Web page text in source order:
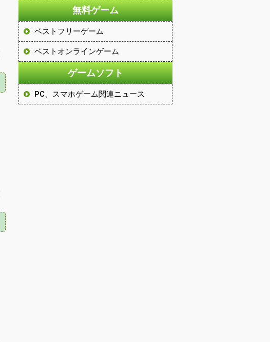
無料ゲーム
ベストフリーゲーム
ベストオンラインゲーム
ゲームソフト
PC、スマホゲーム関連ニュース